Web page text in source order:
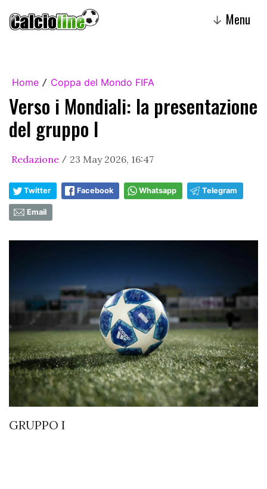
↓ Menu
Home / Coppa del Mondo FIFA
Verso i Mondiali: la presentazione
del gruppo I
Redazione / 23 May 2026, 16:47
Twitter Facebook Whatsapp Telegram
Email
GRUPPO I